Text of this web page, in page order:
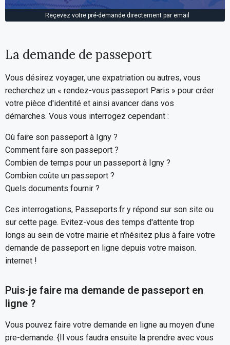
Reçevez votre pré-demande directement par email
La demande de passeport
Vous désirez voyager, une expatriation ou autres, vous
recherchez un « rendez-vous passeport Paris » pour créer
votre pièce d'identité et ainsi avancer dans vos
démarches. Vous vous interrogez cependant :
Où faire son passeport à Igny ?
Comment faire son passeport ?
Combien de temps pour un passeport à Igny ?
Combien coûte un passeport ?
Quels documents fournir ?
Ces interrogations, Passeports.fr y répond sur son site ou
sur cette page. Evitez-vous des temps d'attente trop
longs au sein de votre mairie et n'hésitez plus à faire votre
demande de passeport en ligne depuis votre maison.
internet !
Puis-je faire ma demande de passeport en
ligne ?
Vous pouvez faire votre demande en ligne au moyen d'une
pre-demande. {Il vous faudra ensuite la prendre avec vous